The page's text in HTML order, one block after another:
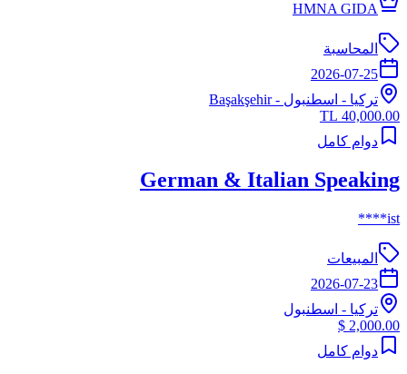
HMNA GIDA
المحاسبة
2026-07-25
تركيا - اسطنبول - Başakşehir
40,000.00 TL
دوام كامل
German & Italian Speaking
ist****
المبيعات
2026-07-23
تركيا - اسطنبول
2,000.00 $
دوام كامل